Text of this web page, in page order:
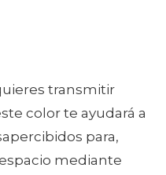
transmitir
color te ayudará a
para,
mediante